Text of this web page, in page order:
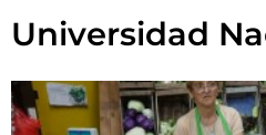
Universidad